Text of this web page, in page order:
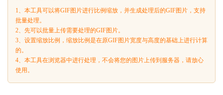
1、本工具可以将GIF图片进行比例缩放，并生成处理后的GIF图片，支持
批量处理。
2、先可以批量上传需要处理的GIF图片。
3、设置缩放比例，缩放比例是在原GIF图片宽度与高度的基础上进行计算
的。
4、本工具在浏览器中进行处理，不会将您的图片上传到服务器，请放心
使用。